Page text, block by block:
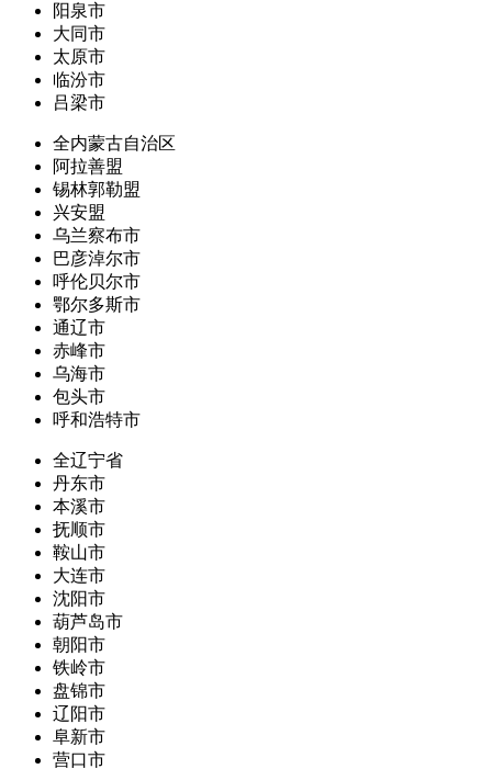
阳泉市
大同市
太原市
临汾市
吕梁市
全内蒙古自治区
阿拉善盟
锡林郭勒盟
兴安盟
乌兰察布市
巴彦淖尔市
呼伦贝尔市
鄂尔多斯市
通辽市
赤峰市
乌海市
包头市
呼和浩特市
全辽宁省
丹东市
本溪市
抚顺市
鞍山市
大连市
沈阳市
葫芦岛市
朝阳市
铁岭市
盘锦市
辽阳市
阜新市
营口市